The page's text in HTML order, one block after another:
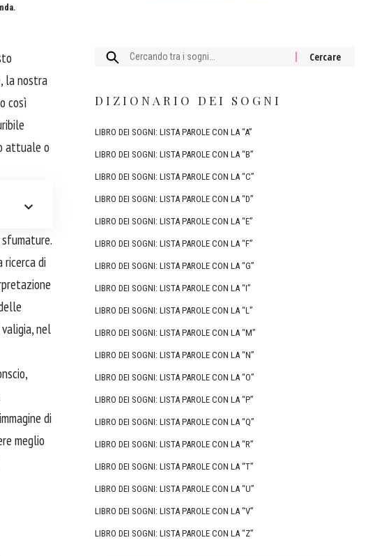
la nostra
così
attuale o
ricerca di
nel
di
meglio
Cercare:
DIZIONARIO DEI SOGNI
LIBRO DEI SOGNI: LISTA PAROLE CON LA “A”
LIBRO DEI SOGNI: LISTA PAROLE CON LA “B”
LIBRO DEI SOGNI: LISTA PAROLE CON LA “C”
LIBRO DEI SOGNI: LISTA PAROLE CON LA “D”
LIBRO DEI SOGNI: LISTA PAROLE CON LA “E”
LIBRO DEI SOGNI: LISTA PAROLE CON LA “F”
LIBRO DEI SOGNI: LISTA PAROLE CON LA “G”
LIBRO DEI SOGNI: LISTA PAROLE CON LA “I”
LIBRO DEI SOGNI: LISTA PAROLE CON LA “L”
LIBRO DEI SOGNI: LISTA PAROLE CON LA “M”
LIBRO DEI SOGNI: LISTA PAROLE CON LA “N”
LIBRO DEI SOGNI: LISTA PAROLE CON LA “O”
LIBRO DEI SOGNI: LISTA PAROLE CON LA “P”
LIBRO DEI SOGNI: LISTA PAROLE CON LA “Q”
LIBRO DEI SOGNI: LISTA PAROLE CON LA “R”
LIBRO DEI SOGNI: LISTA PAROLE CON LA “T”
LIBRO DEI SOGNI: LISTA PAROLE CON LA “U”
LIBRO DEI SOGNI: LISTA PAROLE CON LA “V”
LIBRO DEI SOGNI: LISTA PAROLE CON LA “Z”